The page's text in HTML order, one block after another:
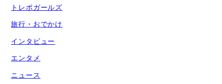
トレポガールズ
旅行・おでかけ
インタビュー
エンタメ
ニュース